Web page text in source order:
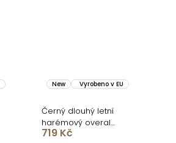
New Vyrobeno v EU
Černý dlouhý letní
harémový overal
BIONERA
719 Kč